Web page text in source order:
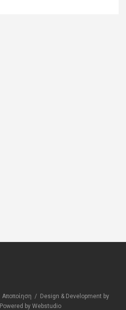
Αποποίηση / Design & Development by
Powered by Webstudio